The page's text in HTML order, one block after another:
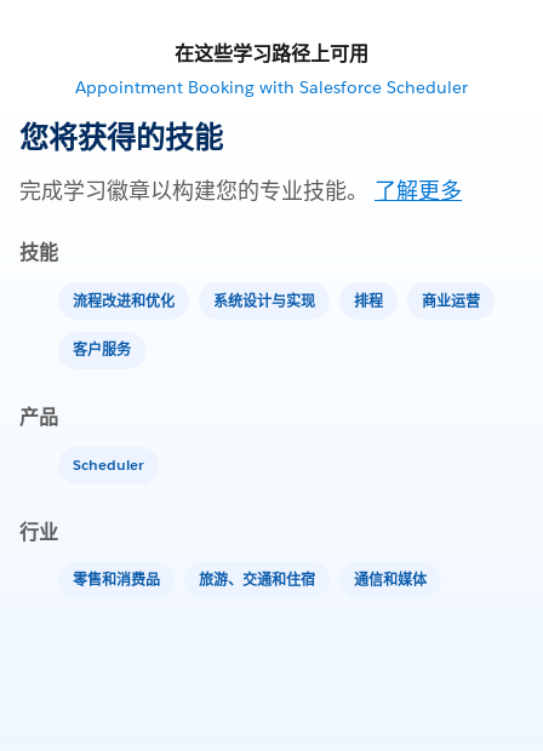
在这些学习路径上可用
Appointment Booking with Salesforce Scheduler
您将获得的技能
完成学习徽章以构建您的专业技能。 了解更多
技能
流程改进和优化 系统设计与实现 排程 商业运营
客户服务
产品
Scheduler
行业
零售和消费品 旅游、交通和住宿 通信和媒体